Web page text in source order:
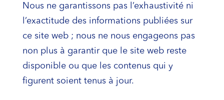
Nous ne garantissons pas l’exhaustivité ni
l’exactitude des informations publiées sur
ce site web ; nous ne nous engageons pas
non plus à garantir que le site web reste
disponible ou que les contenus qui y
figurent soient tenus à jour.